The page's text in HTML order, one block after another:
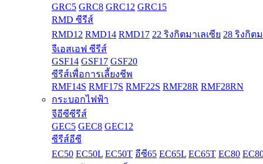
GRC5 GRC8 GRC12 GRC15
RMD ซีรีส์
RMD12 RMD14 RMD17 22 ริงกิตมาเลเซีย 28 ริงกิต
จีเอสเอฟ ซีรีส์
GSF14 GSF17 GSF20
ซีรีส์เพื่อการเลี้ยงชีพ
RMF14S RMF17S RMF22S RMF28R RMF28RN
กระบอกไฟฟ้า
จีอีซีซีรีส์
GEC5 GEC8 GEC12
ซีรีส์อีซี
EC50 EC50L EC50T อีซี65 EC65L EC65T EC80